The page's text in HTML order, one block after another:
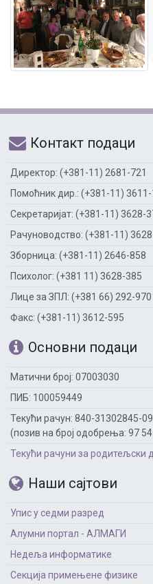
Контакт подаци
Директор: (+381-11) 2681-721
Помоћник дир.: (+381-11)
Секретаријат: (+381-11) 3628-
Рачуноводство: (+381-11)
Зборница: (+381-11) 2646-858
Психолог: (+381 11) 3628-385
Лице за ЗПЛ: (+381 66) 292-970
Факс: (+381-11) 3612-595
Основни подаци
Матични број: 07003030
ПИБ: 100059449
Текући рачун: 840-31302845-09
(позив на број одобрења: 97
Текући рачуни за родитељски
Наши сајтови
Упис у седми разред
Алумни портал - АЛМАГИ
Недеља информатике
Секција примењене физике